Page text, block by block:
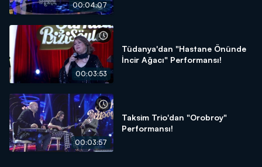
00:04:07
00:03:53
Tüdanya'dan "Hastane Önünde
İncir Ağacı" Performansı!
00:03:57
Taksim Trio'dan "Orobroy"
Performansı!